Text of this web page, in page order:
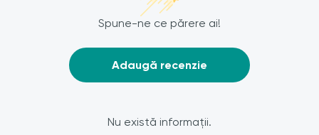
Spune-ne ce părere ai!
Adaugă recenzie
Nu există informații.